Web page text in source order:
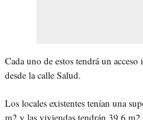
Cada uno de estos tendrá un acceso
desde la calle Salud.
Los locales existentes tenían una
m2 y las viviendas tendrán 39,6